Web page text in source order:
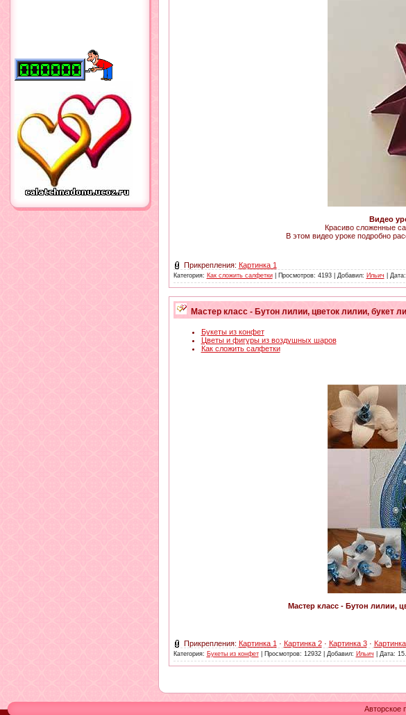
Видео
Красиво сложенные
В этом видео уроке подробно
Прикрепления: Картинка 1
Категория: Как сложить салфетки| Просмотров: 4193 | Добавил: Ильич | Дата:
Мастер класс - Бутон лилии, цветок лилии, букет
Букеты из конфет
Цветы и фигуры из воздушных шаров
Как сложить салфетки
Мастер класс - Бутон лилии,
Прикрепления: Картинка 1 · Картинка 2· Картинка 3·
Категория: Букеты из конфет| Просмотров: 12932 | Добавил: Ильич | Дата:
Авторское